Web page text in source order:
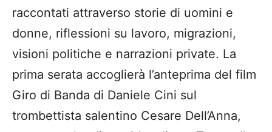
raccontati attraverso storie di uomini e
donne, riflessioni su lavoro, migrazioni,
visioni politiche e narrazioni private. La
prima serata accoglierà l’anteprima del film
Giro di Banda di Daniele Cini sul
trombettista salentino Cesare Dell’Anna,